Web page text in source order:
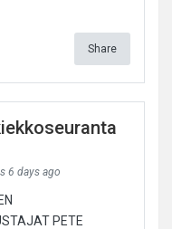
Share
6 days ago
PETE